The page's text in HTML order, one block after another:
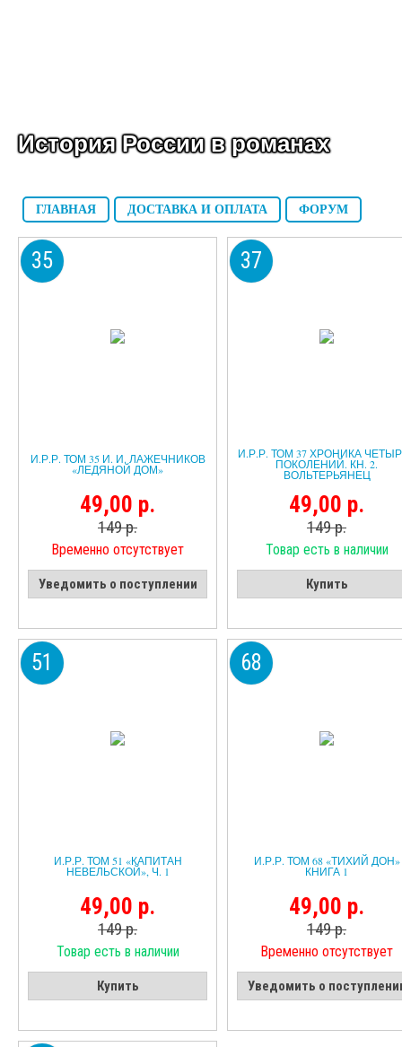
История России в романах
ГЛАВНАЯ ДОСТАВКА И ОПЛАТА ФОРУМ
35
И.Р.Р. ТОМ 35 И. И. ЛАЖЕЧНИКОВ
«ЛЕДЯНОЙ ДОМ»
49,00 р.
149 р.
Временно отсутствует
Уведомить о поступлении
37
И.Р.Р. ТОМ 37 ХРОНИКА
ПОКОЛЕНИЙ. КН. 2.
ВОЛЬТЕРЬЯНЕЦ
49,00 р.
149 р.
Товар есть в наличии
Купить
51
И.Р.Р. ТОМ 51 «КАПИТАН
НЕВЕЛЬСКОЙ», Ч. 1
49,00 р.
149 р.
Товар есть в наличии
Купить
68
И.Р.Р. ТОМ 68 «ТИХИЙ ДОН»
КНИГА 1
49,00 р.
149 р.
Временно отсутствует
Уведомить о